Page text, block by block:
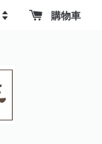
購物車